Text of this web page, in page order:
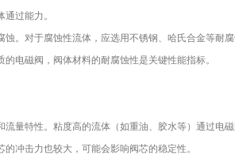
过能力。
。对于腐蚀性流体，应选用不锈钢、哈氏合金等耐
电磁阀，阀体材料的耐腐蚀性是关键性能指标。
量特性。粘度高的流体（如重油、胶水等）通过电
冲击力也较大，可能会影响阀芯的稳定性。